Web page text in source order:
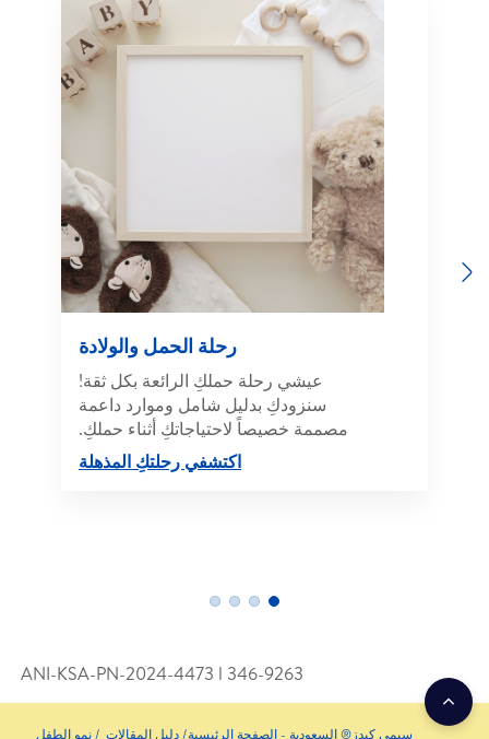
رحلة الحمل والولادة
عيشي رحلة حملكِ الرائعة بكل ثقة!
سنزودكِ بدليل شامل وموارد داعمة
مصممة خصيصاً لاحتياجاتكِ أثناء حملكِ.
اكتشفي رحلتكِ المذهلة
ANI-KSA-PN-2024-4473 l 346­-9263
السعودية - الصفحة الرئيسية دليل المقالات
نمو الطفل